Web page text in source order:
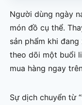
Người dùng ngày
món đồ cụ thể.
sản phẩm khi
theo dõi một buổi
mua hàng ngay
Sự dịch chuyển từ